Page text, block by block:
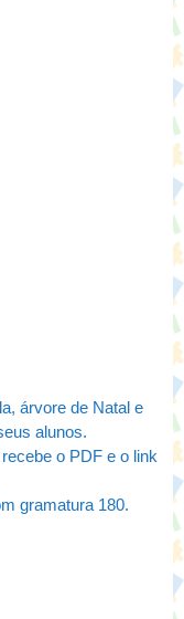
árvore de Natal e
alunos.
o PDF e o link
gramatura 180.